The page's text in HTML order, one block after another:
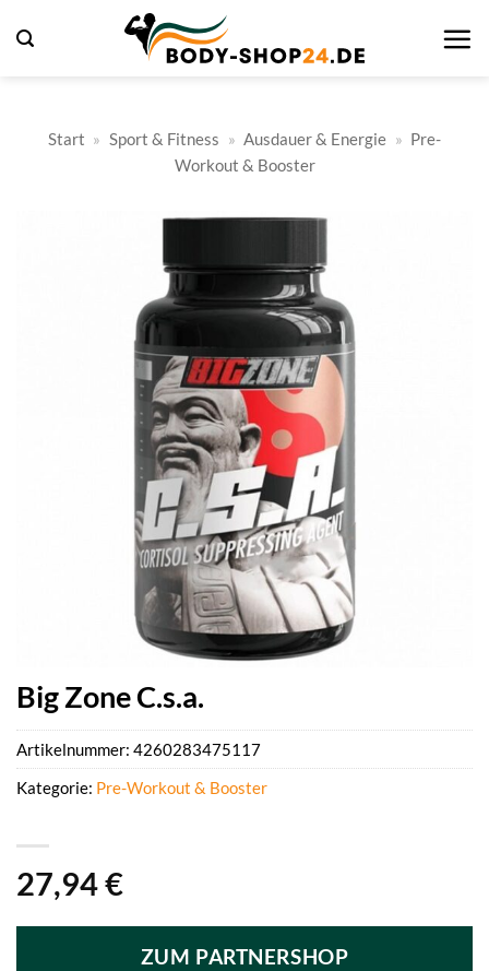
Inhalt
Start » Sport & Fitness » Ausdauer & Energie » Pre-
Workout & Booster
Big Zone C.s.a.
27,94€
ZUM PARTNERSHOP
Artikelnummer: 4260283475117
Kategorie: Pre-Workout & Booster